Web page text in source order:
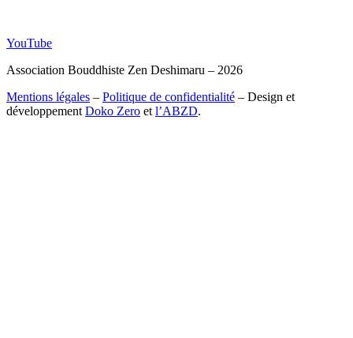
YouTube
Association Bouddhiste Zen Deshimaru – 2026
Mentions légales – Politique de confidentialité – Design et
développement Doko Zero et l’ABZD.